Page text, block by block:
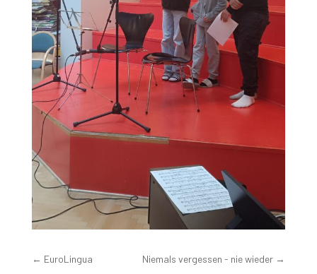
← EuroLingua Niemals vergessen - nie wieder →